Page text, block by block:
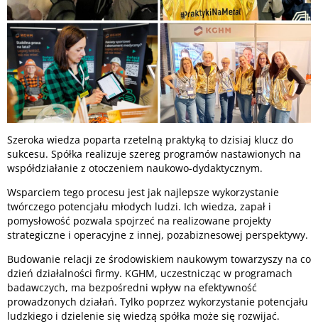
Szeroka wiedza poparta rzetelną praktyką to dzisiaj klucz do
sukcesu. Spółka realizuje szereg programów nastawionych na
współdziałanie z otoczeniem naukowo-dydaktycznym.
Wsparciem tego procesu jest jak najlepsze wykorzystanie
twórczego potencjału młodych ludzi. Ich wiedza, zapał i
pomysłowość pozwala spojrzeć na realizowane projekty
strategiczne i operacyjne z innej, pozabiznesowej perspektywy.
Budowanie relacji ze środowiskiem naukowym towarzyszy na co
dzień działalności firmy. KGHM, uczestnicząc w programach
badawczych, ma bezpośredni wpływ na efektywność
prowadzonych działań. Tylko poprzez wykorzystanie potencjału
ludzkiego i dzielenie się wiedzą spółka może się rozwijać.